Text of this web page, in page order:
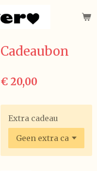
Cadeaubon
€ 20,00
Extra cadeau